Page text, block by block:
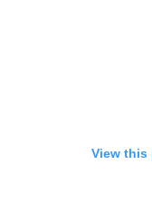
View this